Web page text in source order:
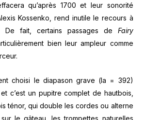
qu’après 1700 et leur sonorité
Kossenko, rend inutile le recours à
De fait, certains passages de Fairy
bien leur ampleur comme
choisi le diapason grave (la = 392)
c’est un pupitre complet de hautbois,
ténor, qui double les cordes ou alterne